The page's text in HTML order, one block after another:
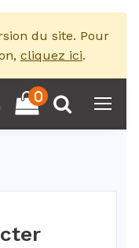
du site. Pour
cliquez ici.
0